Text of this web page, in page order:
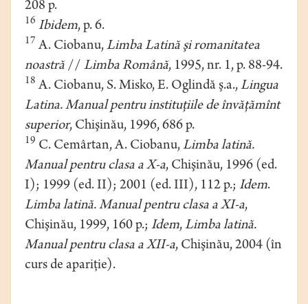
208 p.
16 Ibidem, p. 6.
17 A. Ciobanu,Limba Latină şi romanitatea
noastră // Limba Română, 1995, nr. 1, p. 88-94.
18 A. Ciobanu, S. Misko, E. Oglindă ş.a.,Lingua
Latina. Manual pentru instituţiile de învăţămînt
superior, Chişinău, 1996, 686 p.
19 C. Cemârtan, A. Ciobanu,Limba latină.
Manual pentru clasa a X-a, Chişinău, 1996 (ed.
I); 1999 (ed. II); 2001 (ed. III), 112 p.; Idem.
Limba latină. Manual pentru clasa a XI-a,
Chişinău, 1999, 160 p.; Idem,Limba latină.
Manual pentru clasa a XII-a, Chişinău, 2004 (în
curs de apariţie).